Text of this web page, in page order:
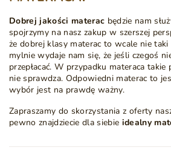
Dobrej jakości materac będzie nam
spojrzymy na nasz zakup w szerszej
że dobrej klasy materac to wcale nie
mylnie wydaje nam się, że jeśli czegoś
przepłacać. W przypadku materaca takie
nie sprawdza. Odpowiedni materac to
wybór jest na prawdę ważny.
Zapraszamy do skorzystania z oferty
pewno znajdziecie dla siebie idealny